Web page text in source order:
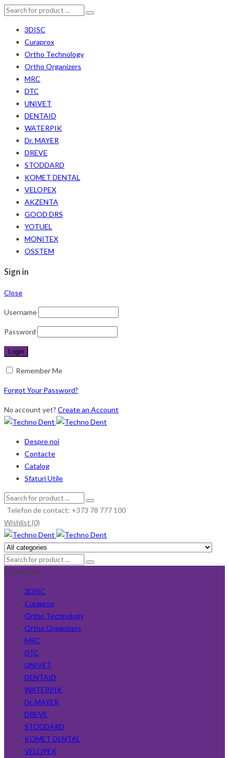
3DISC
Curaprox
Ortho Technology
Ortho Organizers
MRC
DTC
UNIVET
DENTAID
WATERPIK
Dr. MAYER
DREVE
STODDARD
KOMET DENTAL
VELOPEX
AKZENTA
GOOD DRS
YOTUEL
MONITEX
OSSTEM
Sign in
Close
Username
Password
Remember Me
Forgot Your Password?
No account yet? Create an Account
Despre noi
Contacte
Catalog
Sfaturi Utile
Telefon de contact: +373 78 777 100
Wishlist (0)
Producători
3DISC
Curaprox
Ortho Technology
Ortho Organizers
MRC
DTC
UNIVET
DENTAID
WATERPIK
Dr. MAYER
DREVE
STODDARD
KOMET DENTAL
VELOPEX